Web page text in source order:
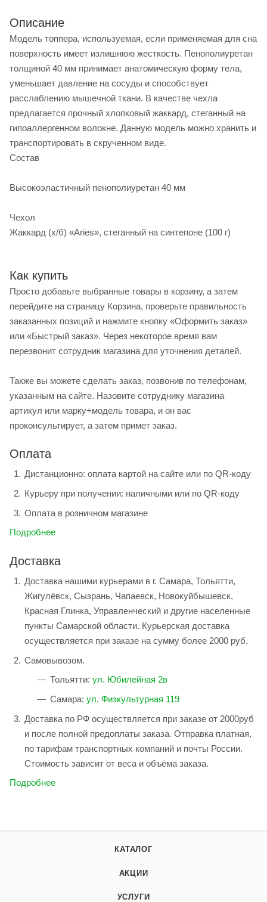
Описание
Модель топпера, используемая, если применяемая для сна
поверхность имеет излишнюю жесткость. Пенополиуретан
толщиной 40 мм принимает анатомическую форму тела,
уменьшает давление на сосуды и способствует
расслаблению мышечной ткани. В качестве чехла
предлагается прочный хлопковый жаккард, стеганный на
гипоаллергенном волокне. Данную модель можно хранить и
транспортировать в скрученном виде.
Состав
Высокоэластичный пенополиуретан 40 мм
Чехол
Жаккард (х/б) «Aries», стеганный на синтепоне (100 г)
Как купить
Просто добавьте выбранные товары в корзину, а затем
перейдите на страницу Корзина, проверьте правильность
заказанных позиций и нажмите кнопку «Оформить заказ»
или «Быстрый заказ». Через некоторое время вам
перезвонит сотрудник магазина для уточнения деталей.
Также вы можете сделать заказ, позвонив по телефонам,
указанным на сайте. Назовите сотруднику магазина
артикул или марку+модель товара, и он вас
проконсультирует, а затем примет заказ.
Оплата
Дистанционно: оплата картой на сайте или по QR-коду
Курьеру при получении: наличными или по QR-коду
Оплата в розничном магазине
Подробнее
Доставка
Доставка нашими курьерами в г. Самара, Тольятти,
Жигулёвск, Сызрань, Чапаевск, Новокуйбышевск,
Красная Глинка, Управленческий и другие населенные
пункты Самарской области. Курьерская доставка
осуществляется при заказе на сумму более 2000 руб.
Самовывозом.
Тольятти: ул. Юбилейная 2в
Самара: ул. Физкультурная 119
Доставка по РФ осуществляется при заказе от 2000руб
и после полной предоплаты заказа. Отправка платная,
по тарифам транспортных компаний и почты России.
Стоимость зависит от веса и объёма заказа.
Подробнее
КАТАЛОГ
АКЦИИ
УСЛУГИ